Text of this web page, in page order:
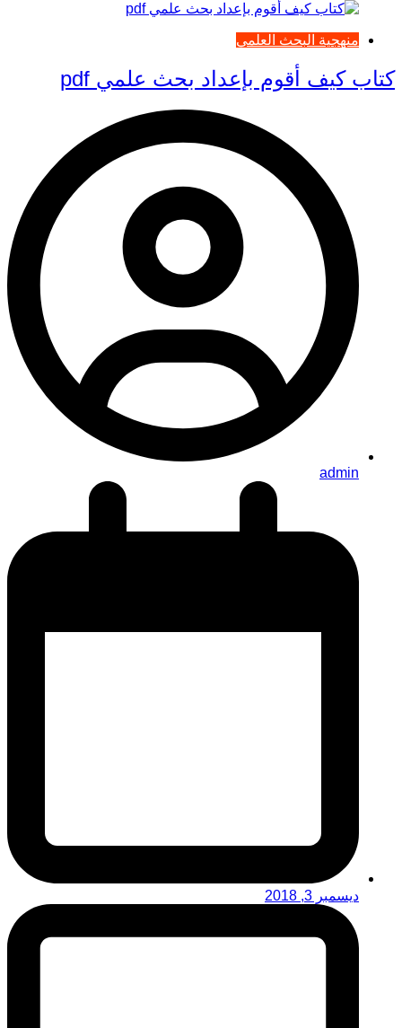
منهجية البحث العلمي
كتاب كيف أقوم بإعداد بحث علمي pdf
admin
ديسمبر 3, 2018